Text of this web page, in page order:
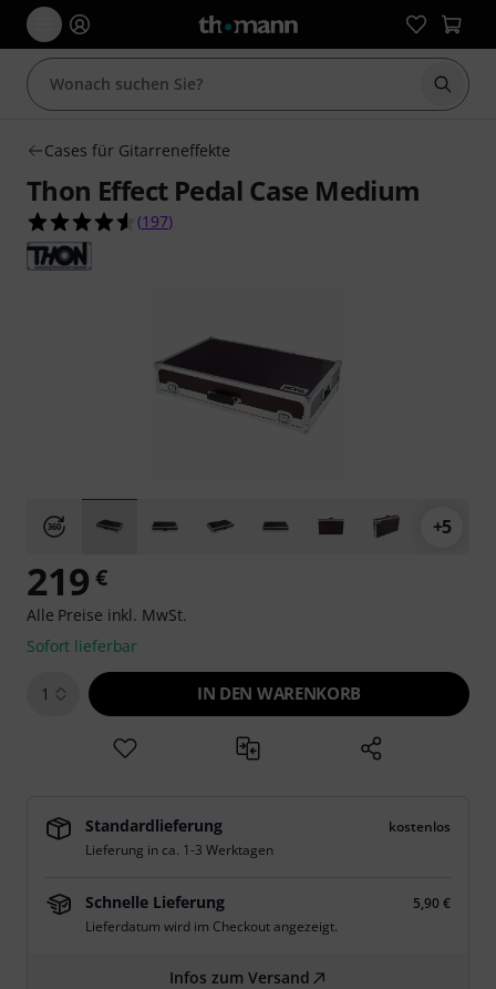
Suche
Cases für Gitarreneffekte
Thon Effect Pedal Case Medium
4.5 von 5 Sternen aus 197 Kundenbewertungen
(197)
+5
219 €
Alle Preise inkl. MwSt.
Sofort lieferbar
1 IN DEN WARENKORB
Standardlieferung
kostenlos
Lieferung in ca. 1-3 Werktagen
Schnelle Lieferung
5,90 €
Lieferdatum wird im Checkout angezeigt.
Infos zum Versand